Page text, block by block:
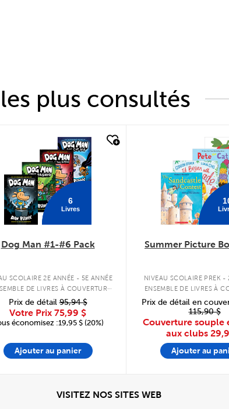
plus consultés
6
Livres
Dog Man #1-#6 Pack
SCOLAIRE 2E ANNÉE - 5E ANNÉE
DE LIVRES À COUVERTURE
RIGIDE
Prix de détail95,94 $
Votre Prix 75,99 $
économisez :19,95 $ (20%)
Ajouter au panier
Summer Picture
NIVEAU SCOLAIRE PREK -
ENSEMBLE DE LIVRES À
Prix de détail en
115,90 $
Couverture souple
aux clubs
Ajouter au
VISITEZ NOS SITES WEBAfficher